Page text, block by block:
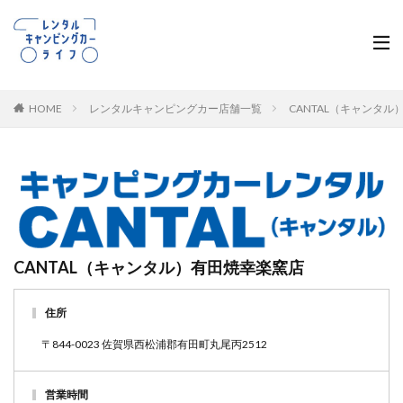
HOME レンタルキャンピングカー店舗一覧 CANTAL（キャンタル
CANTAL（キャンタル）有田焼幸楽窯店
住所
〒844-0023 佐賀県西松浦郡有田町丸尾丙2512
営業時間